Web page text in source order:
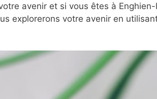
avenir et si vous êtes à
explorerons votre avenir en